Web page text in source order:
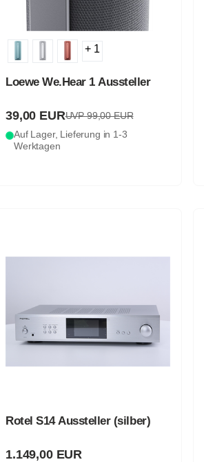
+ 1
Loewe We.Hear 1 Aussteller
39,00 EURUVP 99,00 EUR
Auf Lager, Lieferung in 1-3
Werktagen
Rotel S14 Aussteller (silber)
1.149,00 EUR